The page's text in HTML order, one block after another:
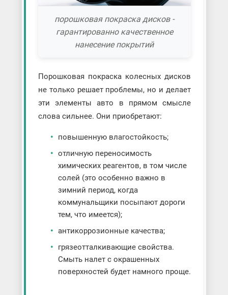
порошковая покраска дисков -
гарантированно качественное
нанесение покрытий
Порошковая покраска колесных дисков
не только решает проблемы, но и делает
эти элементы авто в прямом смысле
слова сильнее. Они приобретают:
повышенную влагостойкость;
отличную переносимость
химических реагентов, в том числе
солей (это особенно важно в
зимний период, когда
коммунальщики посыпают дороги
тем, что имеется);
антикоррозионные качества;
грязеотталкивающие свойства.
Смыть налет с окрашенных
поверхностей будет намного проще.